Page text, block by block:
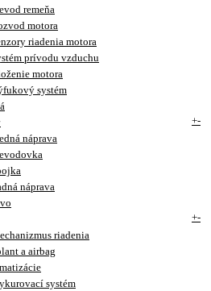
remeňa
motora
riadenia motora
prívodu vzduchu
motora
systém
+-
náprava
náprava
+-
riadenia
a airbag
systém